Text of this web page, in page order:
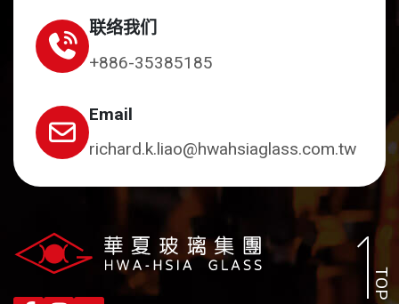
TOP
联络我们
+886-35385185
Email
richard.k.liao@hwahsiaglass.com.tw